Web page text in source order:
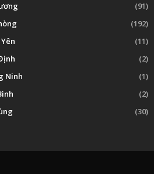
(91)
(192)
(11)
(2)
Ninh
(1)
(2)
(30)